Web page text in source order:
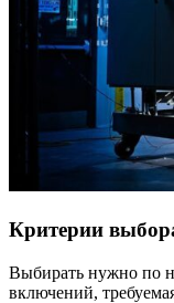
Критерии
Выбирать нужно по
включений,